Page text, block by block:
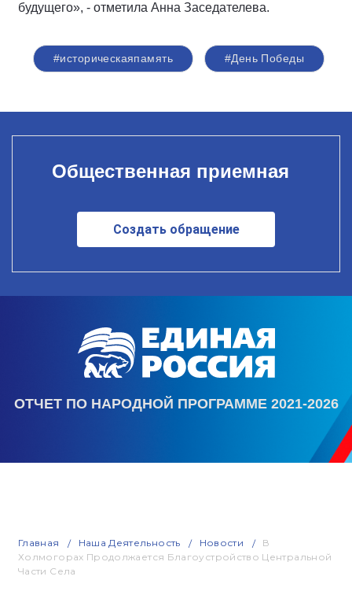
будущего», - отметила Анна Заседателева.
#историческаяпамять #День Победы
Общественная приемная
Создать обращение
ОТЧЕТ ПО НАРОДНОЙ ПРОГРАММЕ 2021-2026
Главная Наша Деятельность Новости
В
Холмогорах Продолжается Благоустройство Центральной
Части Села